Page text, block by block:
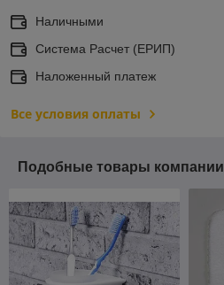
Наличными
Система Расчет (ЕРИП)
Наложенный платеж
Все условия оплаты
Подобные товары компании